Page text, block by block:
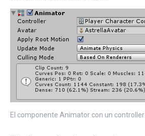
El componente Animator con un